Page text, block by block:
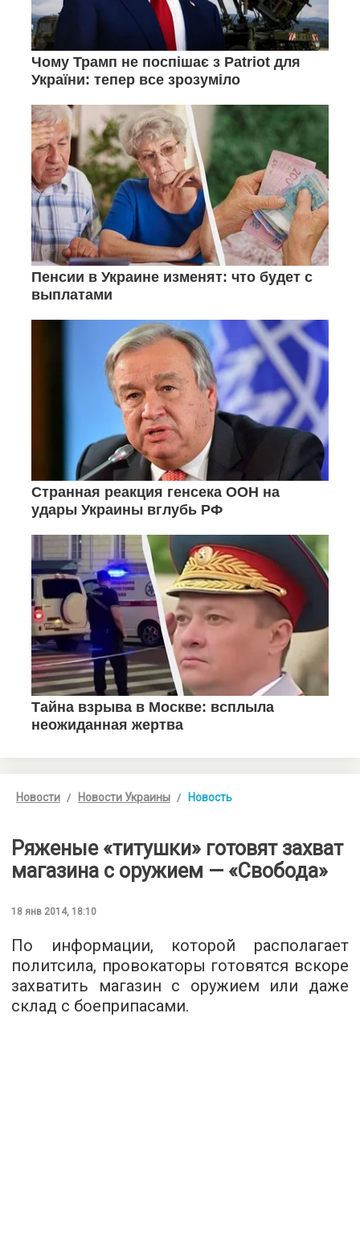
Новости Новости Украины Новость
Ряженые «титушки» готовят захват
магазина с оружием — «Свобода»
18 янв 2014, 18:10
По информации, которой располагает
политсила, провокаторы готовятся вскоре
захватить магазин с оружием или даже
склад с боеприпасами.